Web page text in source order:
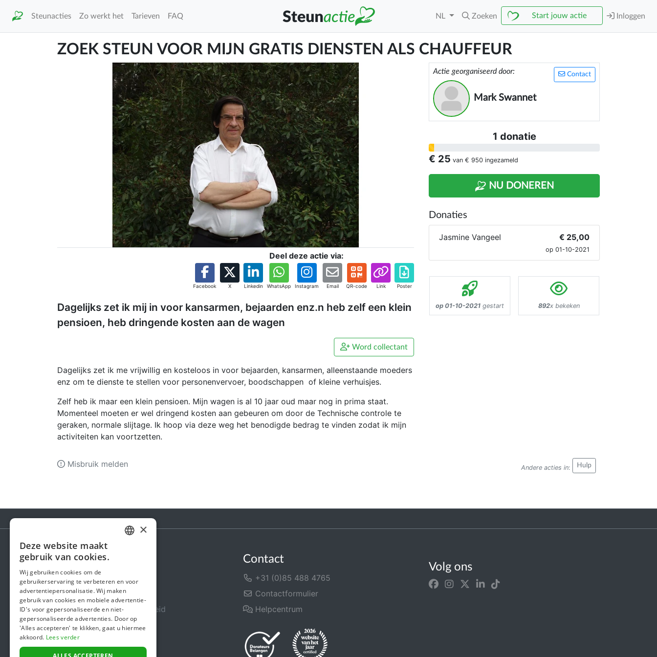
Steunacties Zo werkt het Tarieven FAQ NL Zoeken Start jouw actie Inloggen
ZOEK STEUN VOOR MIJN GRATIS DIENSTEN ALS CHAUFFEUR
Deel deze actie via:
Facebook X Linkedin WhatsApp Instagram Email QR-code Link Poster
Dagelijks zet ik mij in voor kansarmen, bejaarden enz.n heb zelf een klein
pensioen, heb dringende kosten aan de wagen
Word collectant
Dagelijks zet ik me vrijwillig en kosteloos in voor bejaarden, kansarmen, alleenstaande moeders
enz om te dienste te stellen voor personenvervoer, boodschappen of kleine verhuisjes.
Zelf heb ik maar een klein pensioen. Mijn wagen is al 10 jaar oud maar nog in prima staat.
Momenteel moeten er wel dringend kosten aan gebeuren om door de Technische controle te
geraken, normale slijtage. Ik hoop via deze weg het benodigde bedrag te vinden zodat ik mijn
activiteiten kan voortzetten.
Contact
Actie georganiseerd door:
Mark Swannet
1 donatie
€ 25 van € 950 ingezameld
NU DONEREN
Donaties
Jasmine Vangeel € 25,00
op 01-10-2021
op 01-10-2021 gestart 892x bekeken
Andere acties in: Hulp
Misbruik melden
Steunactie
Over ons
In de media
Veiligheid & Betrouwbaarheid
Algemene voorwaarden
Privacybeleid
Contact
+31 (0)85 488 4765
Contactformulier
Helpcentrum
Volg ons
ENGLISH
×
Deze website maakt
gebruik van cookies.
Wij gebruiken cookies om de
gebruikerservaring te verbeteren en voor
advertentiepersonalisatie. Wij maken
gebruik van cookies en mobiele advertentie-
ID's voor gepersonaliseerde en niet-
gepersonaliseerde advertenties. Door op
'Alles accepteren' te klikken, gaat u hiermee
akkoord. Lees verder